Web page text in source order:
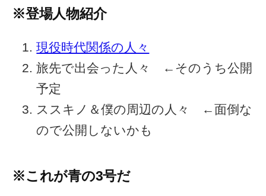
※登場人物紹介
現役時代関係の人々
旅先で出会った人々 ←そのうち公開
予定
ススキノ＆僕の周辺の人々 ←面倒な
ので公開しないかも
※これが青の3号だ